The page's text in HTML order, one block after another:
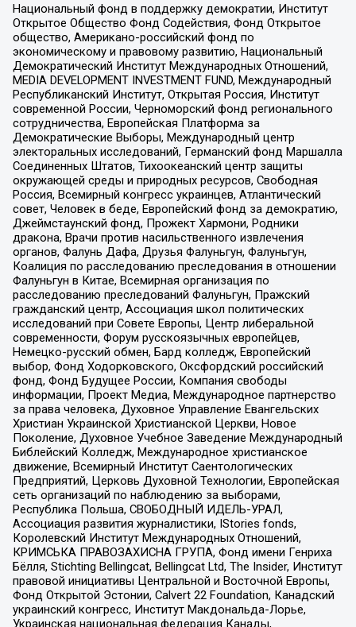
Национальный фонд в поддержку демократии, Институт
Открытое Общество Фонд Содействия, Фонд Открытое
общество, Американо-российский фонд по
экономическому и правовому развитию, Национальный
Демократический Институт Международных Отношений,
MEDIA DEVELOPMENT INVESTMENT FUND, Международный
Республиканский Институт, Открытая Россия, Институт
современной России, Черноморский фонд регионального
сотрудничества, Европейская Платформа за
Демократические Выборы, Международный центр
электоральных исследований, Германский фонд Маршалла
Соединенных Штатов, Тихоокеанский центр защиты
окружающей среды и природных ресурсов, Свободная
Россия, Всемирный конгресс украинцев, Атлантический
совет, Человек в беде, Европейский фонд за демократию,
Джеймстаунский фонд, Прожект Хармони, Родники
дракона, Врачи против насильственного извлечения
органов, Фалунь Дафа, Друзья Фалуньгун, Фалуньгун,
Коалиция по расследованию преследования в отношении
Фалуньгун в Китае, Всемирная организация по
расследованию преследований Фалуньгун, Пражский
гражданский центр, Ассоциация школ политических
исследований при Совете Европы, Центр либеральной
современности, Форум русскоязычных европейцев,
Немецко-русский обмен, Бард колледж, Европейский
выбор, Фонд Ходорковского, Оксфордский российский
фонд, Фонд Будущее России, Компания свободы
информации, Проект Медиа, Международное партнерство
за права человека, Духовное Управление Евангельских
Христиан Украинской Христианской Церкви, Новое
Поколение, Духовное Учебное Заведение Международный
Библейский Колледж, Международное христианское
движение, Всемирный Институт Саентологических
Предприятий, Церковь Духовной Технологии, Европейская
сеть организаций по наблюдению за выборами,
Республика Польша, СВОБОДНЫЙ ИДЕЛЬ-УРАЛ,
Ассоциация развития журналистики, IStories fonds,
Королевский Институт Международных Отношений,
КРИМСЬКА ПРАВОЗАХИСНА ГРУПА, Фонд имени Генриха
Бёлля, Stichting Bellingcat, Bellingcat Ltd, The Insider, Институт
правовой инициативы Центральной и Восточной Европы,
Фонд Открытой Эстонии, Calvert 22 Foundation, Канадский
украинский конгресс, Институт Макдональда-Лорье,
Украинская национальная федерация Канады,